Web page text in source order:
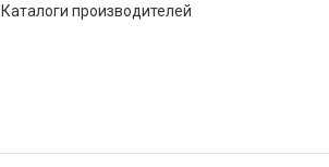
Каталоги производителей